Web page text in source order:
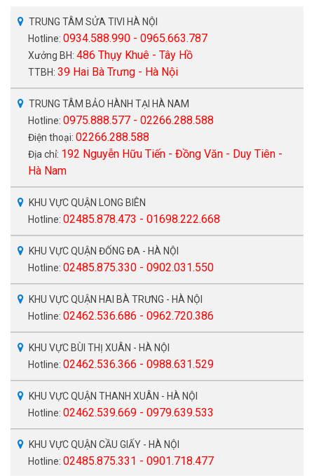
TRUNG TÂM SỬA TIVI HÀ NỘI
Hotline: 0934.588.990 - 0965.663.787
Xưởng BH: 486 Thụy Khuê - Tây Hồ
TTBH: 39 Hai Bà Trưng - Hà Nội
TRUNG TÂM BẢO HÀNH TẠI HÀ NAM
Hotline: 0975.888.577 - 02266.288.588
Điện thoại: 02266.288.588
Địa chỉ: 192 Nguyễn Hữu Tiến - Đồng Văn - Duy Tiên -
Hà Nam
KHU VỰC QUẬN LONG BIÊN
Hotline: 02485.878.473 - 01698.222.668
KHU VỰC QUẬN ĐỐNG ĐA - HÀ NỘI
Hotline: 02485.875.330 - 0902.031.550
KHU VỰC QUẬN HAI BÀ TRƯNG - HÀ NỘI
Hotline: 02462.536.686 - 0962.720.386
KHU VỰC BÙI THỊ XUÂN - HÀ NỘI
Hotline: 02462.536.366 - 0988.631.529
KHU VỰC QUẬN THANH XUÂN - HÀ NỘI
Hotline: 02462.539.669 - 0979.639.533
KHU VỰC QUẬN CẦU GIẤY - HÀ NỘI
Hotline: 02485.875.331 - 0901.718.477